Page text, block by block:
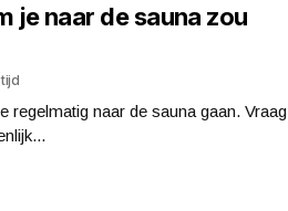
je naar de sauna zou
regelmatig naar de sauna gaan. Vraag